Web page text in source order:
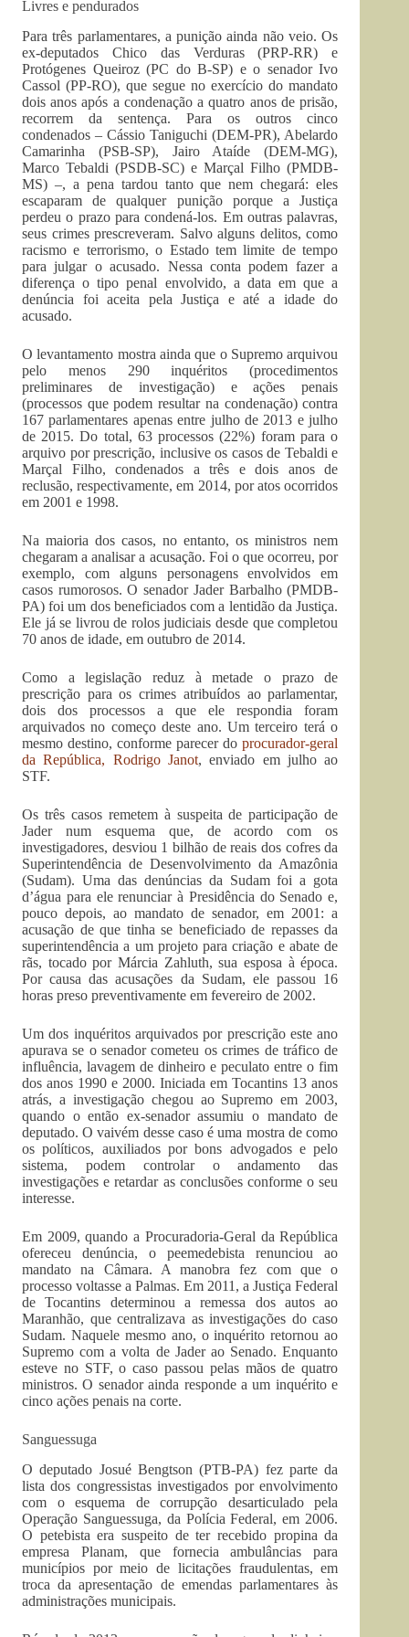
Livres e pendurados
Para três parlamentares, a punição ainda não veio. Os
ex-deputados Chico das Verduras (PRP-RR) e
Protógenes Queiroz (PC do B-SP) e o senador Ivo
Cassol (PP-RO), que segue no exercício do mandato
dois anos após a condenação a quatro anos de prisão,
recorrem da sentença. Para os outros cinco
condenados – Cássio Taniguchi (DEM-PR), Abelardo
Camarinha (PSB-SP), Jairo Ataíde (DEM-MG),
Marco Tebaldi (PSDB-SC) e Marçal Filho (PMDB-
MS) –, a pena tardou tanto que nem chegará: eles
escaparam de qualquer punição porque a Justiça
perdeu o prazo para condená-los. Em outras palavras,
seus crimes prescreveram. Salvo alguns delitos, como
racismo e terrorismo, o Estado tem limite de tempo
para julgar o acusado. Nessa conta podem fazer a
diferença o tipo penal envolvido, a data em que a
denúncia foi aceita pela Justiça e até a idade do
acusado.
O levantamento mostra ainda que o Supremo arquivou
pelo menos 290 inquéritos (procedimentos
preliminares de investigação) e ações penais
(processos que podem resultar na condenação) contra
167 parlamentares apenas entre julho de 2013 e julho
de 2015. Do total, 63 processos (22%) foram para o
arquivo por prescrição, inclusive os casos de Tebaldi e
Marçal Filho, condenados a três e dois anos de
reclusão, respectivamente, em 2014, por atos ocorridos
em 2001 e 1998.
Na maioria dos casos, no entanto, os ministros nem
chegaram a analisar a acusação. Foi o que ocorreu, por
exemplo, com alguns personagens envolvidos em
casos rumorosos. O senador Jader Barbalho (PMDB-
PA) foi um dos beneficiados com a lentidão da Justiça.
Ele já se livrou de rolos judiciais desde que completou
70 anos de idade, em outubro de 2014.
Como a legislação reduz à metade o prazo de
prescrição para os crimes atribuídos ao parlamentar,
dois dos processos a que ele respondia foram
arquivados no começo deste ano. Um terceiro terá o
mesmo destino, conforme parecer doprocurador-geral
da República, Rodrigo Janot, enviado em julho ao
STF.
Os três casos remetem à suspeita de participação de
Jader num esquema que, de acordo com os
investigadores, desviou 1 bilhão de reais dos cofres da
Superintendência de Desenvolvimento da Amazônia
(Sudam). Uma das denúncias da Sudam foi a gota
d’água para ele renunciar à Presidência do Senado e,
pouco depois, ao mandato de senador, em 2001: a
acusação de que tinha se beneficiado de repasses da
superintendência a um projeto para criação e abate de
rãs, tocado por Márcia Zahluth, sua esposa à época.
Por causa das acusações da Sudam, ele passou 16
horas preso preventivamente em fevereiro de 2002.
Um dos inquéritos arquivados por prescrição este ano
apurava se o senador cometeu os crimes de tráfico de
influência, lavagem de dinheiro e peculato entre o fim
dos anos 1990 e 2000. Iniciada em Tocantins 13 anos
atrás, a investigação chegou ao Supremo em 2003,
quando o então ex-senador assumiu o mandato de
deputado. O vaivém desse caso é uma mostra de como
os políticos, auxiliados por bons advogados e pelo
sistema, podem controlar o andamento das
investigações e retardar as conclusões conforme o seu
interesse.
Em 2009, quando a Procuradoria-Geral da República
ofereceu denúncia, o peemedebista renunciou ao
mandato na Câmara. A manobra fez com que o
processo voltasse a Palmas. Em 2011, a Justiça Federal
de Tocantins determinou a remessa dos autos ao
Maranhão, que centralizava as investigações do caso
Sudam. Naquele mesmo ano, o inquérito retornou ao
Supremo com a volta de Jader ao Senado. Enquanto
esteve no STF, o caso passou pelas mãos de quatro
ministros. O senador ainda responde a um inquérito e
cinco ações penais na corte.
Sanguessuga
O deputado Josué Bengtson (PTB-PA) fez parte da
lista dos congressistas investigados por envolvimento
com o esquema de corrupção desarticulado pela
Operação Sanguessuga, da Polícia Federal, em 2006.
O petebista era suspeito de ter recebido propina da
empresa Planam, que fornecia ambulâncias para
municípios por meio de licitações fraudulentas, em
troca da apresentação de emendas parlamentares às
administrações municipais.